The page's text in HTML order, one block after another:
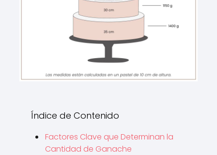
Índice de Contenido
Factores Clave que Determinan la
Cantidad de Ganache